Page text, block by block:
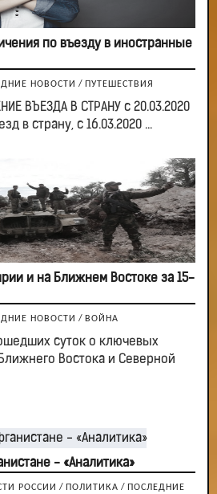
по въезду в иностранные
НОВОСТИ / ПУТЕШЕСТВИЯ
ВЪЕЗДА В СТРАНУ с 20.03.2020
в страну, с 16.03.2020 ...
и на Ближнем Востоке за 15-
НОВОСТИ / ВОЙНА
суток о ключевых
Востока и Северной
- «Аналитика»
РОССИИ / ПОЛИТИКА /
ПОСЛЕДНИЕ